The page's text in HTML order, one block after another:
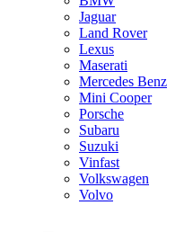
Jaguar
Land Rover
Lexus
Maserati
Mercedes Benz
Mini Cooper
Porsche
Subaru
Suzuki
Vinfast
Volkswagen
Volvo